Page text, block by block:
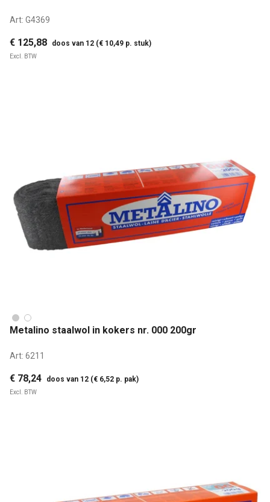
Art: G4369
€ 125,88 doos van 12 (€ 10,49 p. stuk)
Excl. BTW
Metalino staalwol in kokers nr. 000 200gr
Art: 6211
€ 78,24 doos van 12 (€ 6,52 p. pak)
Excl. BTW